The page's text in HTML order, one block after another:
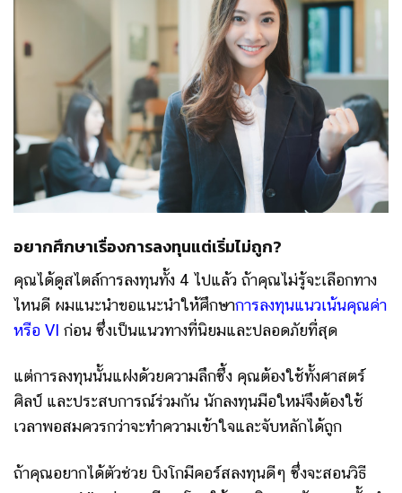
อยากศึกษาเรื่องการลงทุนแต่เริ่มไม่ถูก?
คุณได้ดูสไตล์การลงทุนทั้ง 4 ไปแล้ว ถ้าคุณไม่รู้จะเลือกทาง
ไหนดี ผมแนะนำขอแนะนำให้ศึกษาการลงทุนแนวเน้นคุณค่า
หรือ VI ก่อน ซึ่งเป็นแนวทางที่นิยมและปลอดภัยที่สุด
แต่การลงทุนนั้นแฝงด้วยความลึกซึ้ง คุณต้องใช้ทั้งศาสตร์
ศิลป์ และประสบการณ์ร่วมกัน นักลงทุนมือใหม่จึงต้องใช้
เวลาพอสมควรกว่าจะทำความเข้าใจและจับหลักได้ถูก
ถ้าคุณอยากได้ตัวช่วย บิงโกมีคอร์สลงทุนดีๆ​ ซึ่งจะสอนวิธี